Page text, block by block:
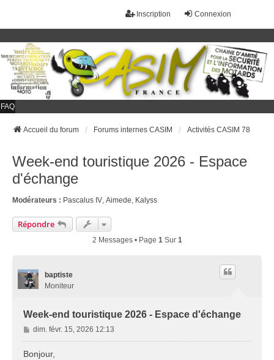
Connexion
Inscription
FAQ
Accueil du forum Forums internes CASIM Activités CASIM 78
Week-end touristique 2026 - Espace
d'échange
Modérateurs : Pascalus IV, Aimede, Kalyss
Répondre
2 Messages • Page 1Sur 1
baptiste
Moniteur
Week-end touristique 2026 - Espace d'échange
M
e
s
dim. févr. 15, 2026 12:13
Bonjour,